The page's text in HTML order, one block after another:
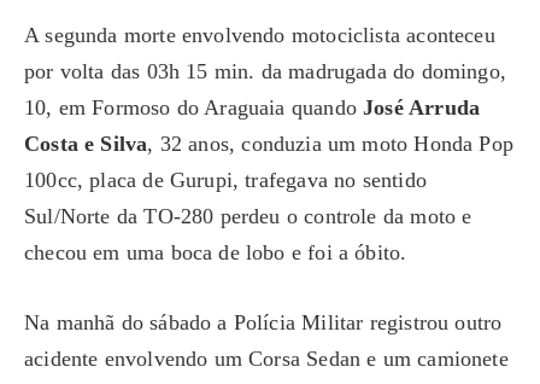
A segunda morte envolvendo motociclista aconteceu
por volta das 03h 15 min. da madrugada do domingo,
10, em Formoso do Araguaia quandoJosé Arruda
Costa e Silva, 32 anos, conduzia um moto Honda Pop
100cc, placa de Gurupi, trafegava no sentido
Sul/Norte da TO-280 perdeu o controle da moto e
checou em uma boca de lobo e foi a óbito.
Na manhã do sábado a Polícia Militar registrou outro
acidente envolvendo um Corsa Sedan e um camionete